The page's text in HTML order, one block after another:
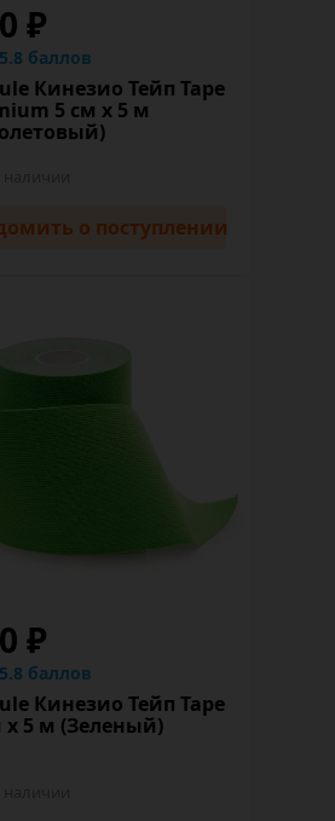
₽
баллов
Кинезио Тейп Tape
5 cм х 5 м
о поступлении
₽
баллов
Кинезио Тейп Tape
х 5 м (Зеленый)